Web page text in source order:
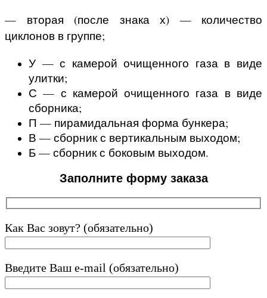
— вторая (после знака х) — количество
циклонов в группе;
У — с камерой очищенного газа в виде
улитки;
С — с камерой очищенного газа в виде
сборника;
П — пирамидальная форма бункера;
В — сборник с вертикальным выходом;
Б — сборник с боковым выходом.
Заполните форму заказа
Как Вас зовут? (обязательно)
Введите Ваш e-mail (обязательно)